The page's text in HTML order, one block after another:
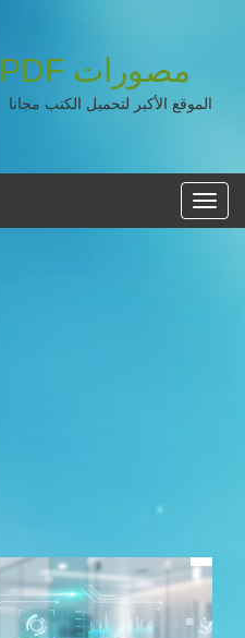
مصورات PDF
الموقع الأكبر لتحميل الكتب مجانا
القائمه
الرئيسية